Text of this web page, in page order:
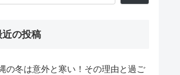
近の投稿
の冬は意外と寒い！その理由と過ご